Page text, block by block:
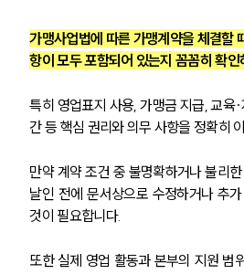
고객후기
언론보도
공지사항
법률 블로그
법률서식
뉴스레터/브로
가맹사업법에 따른 가맹계약을 체결할
항이 모두 포함되어 있는지 꼼꼼히 확
특히 영업표지 사용, 가맹금 지급, 교육
간 등 핵심 권리와 의무 사항을 정확히
만약 계약 조건 중 불명확하거나 불리
날인 전에 문서상으로 수정하거나 추
것이 필요합니다.
또한 실제 영업 활동과 본부의 지원 범